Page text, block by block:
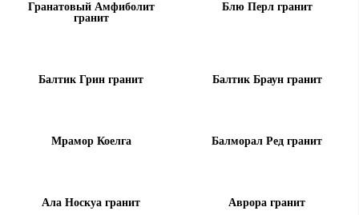
Гранатовый Амфиболит
гранит
Блю Перл гранит
Балтик Грин гранит Балтик Браун гранит
Мрамор Коелга Балморал Ред гранит
Ала Носкуа гранит Аврора гранит